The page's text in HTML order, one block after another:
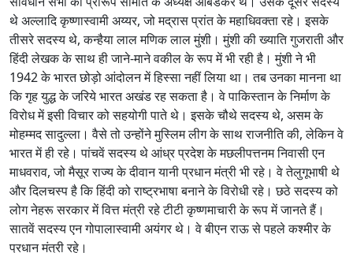
थे अल्लादि कृष्णास्वामी अय्यर, जो मद्रास प्रांत के महाधिवक्ता रहे। इसके
तीसरे सदस्य थे, कन्हैया लाल मणिक लाल मुंशी। मुंशी की ख्याति गुजराती और
हिंदी लेखक के साथ ही जाने-माने वकील के रूप में भी रही है। मुंशी ने भी
1942 के भारत छोड़ो आंदोलन में हिस्सा नहीं लिया था। तब उनका मानना था
कि गृह युद्ध के जरिये भारत अखंड रह सकता है। वे पाकिस्तान के निर्माण के
विरोध में इसी विचार को सहयोगी पाते थे। इसके चौथे सदस्य थे, असम के
मोहम्मद सादुल्ला। वैसे तो उन्होंने मुस्लिम लीग के साथ राजनीति की, लेकिन वे
भारत में ही रहे। पांचवें सदस्य थे आंध्र प्रदेश के मछलीपत्तनम निवासी एन
माधवराव, जो मैसूर राज्य के दीवान यानी प्रधान मंत्री भी रहे। वे तेलुगूभाषी थे
और दिलचस्प है कि हिंदी को राष्ट्रभाषा बनाने के विरोधी रहे। छठे सदस्य को
लोग नेहरू सरकार में वित्त मंत्री रहे टीटी कृष्णमाचारी के रूप में जानते हैं।
सातवें सदस्य एन गोपालास्वामी अयंगर थे। वे बीएन राऊ से पहले कश्मीर के
प्रधान मंत्री रहे।